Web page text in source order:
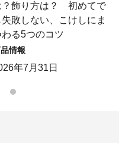
？飾り方は？ 初めてで
失敗しない、こけしにま
わる5つのコツ
情報
年7月31日